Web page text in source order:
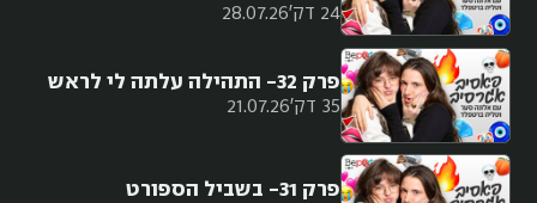
24 דק' 28.07.26
35 דק' 21.07.26
פרק 32- התהילה עלתה לי לראש
פרק 31- בשביל הספורט